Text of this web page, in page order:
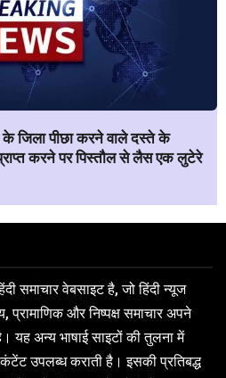
के जिला पीछा करने वाले दस्ते के
करने पर पिस्तौल से लैस एक लुटेरे
समाचार वेबसाइट है, जो हिंदी न्यूज
और निष्पक्ष समाचार अपने
यह अन्य भाषाई साइटों की तुलना में
कंटेंट उपलब्ध कराती है। इसकी प्रतिबद्ध